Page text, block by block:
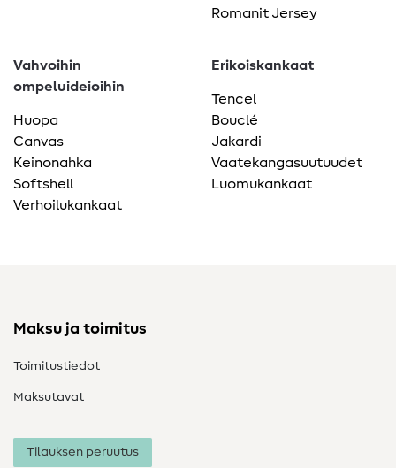
Romanit Jersey
Vahvoihin
ompeluideioihin
Huopa
Canvas
Keinonahka
Softshell
Verhoilukankaat
Erikoiskankaat
Tencel
Bouclé
Jakardi
Vaatekangasuutuudet
Luomukankaat
Maksu ja toimitus
Toimitustiedot
Maksutavat
Tilauksen peruutus